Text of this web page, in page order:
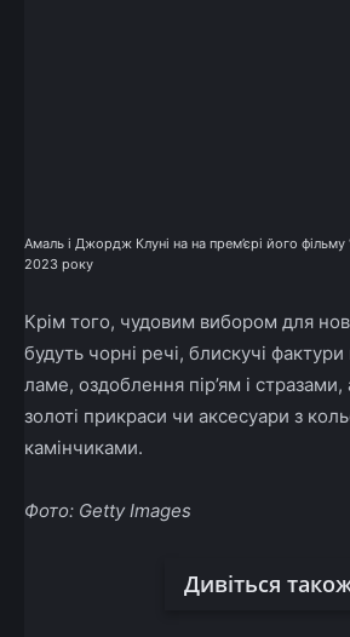
Амаль і Джордж Клуні на на прем’єрі його фільму
2023 року
Крім того, чудовим вибором для
будуть чорні речі, блискучі фактури
ламе, оздоблення пір’ям і
золоті прикраси чи аксесуари з
камінчиками.
Фото: Getty Images
Дивіться